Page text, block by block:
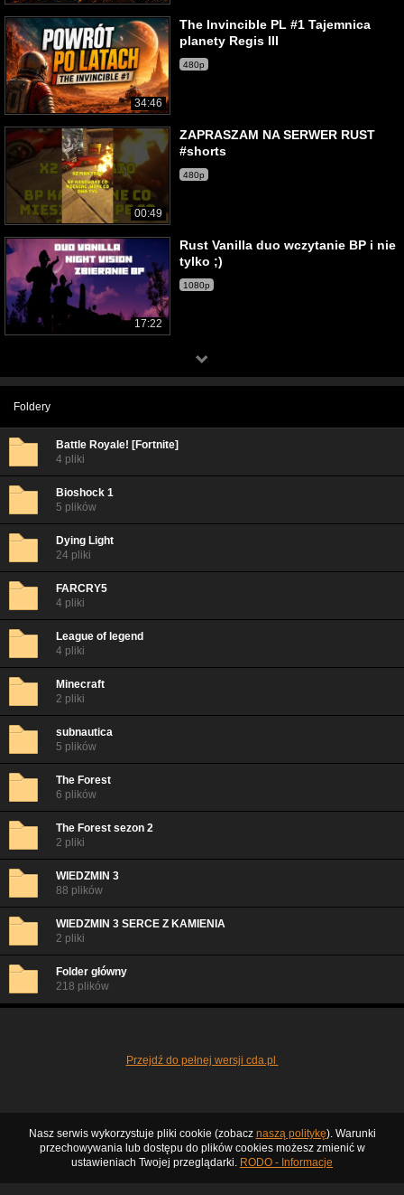
34:46
The Invincible PL #1 Tajemnica
planety Regis III
480p
00:49
ZAPRASZAM NA SERWER RUST
#shorts
480p
17:22
Rust Vanilla duo wczytanie BP i nie
tylko ;)
1080p
Foldery
Battle Royale! [Fortnite]
4 pliki
Bioshock 1
5 plików
Dying Light
24 pliki
FARCRY5
4 pliki
League of legend
4 pliki
Minecraft
2 pliki
subnautica
5 plików
The Forest
6 plików
The Forest sezon 2
2 pliki
WIEDZMIN 3
88 plików
WIEDZMIN 3 SERCE Z KAMIENIA
2 pliki
Folder główny
218 plików
Przejdź do pełnej wersji cda.pl
Nasz serwis wykorzystuje pliki cookie (zobacz naszą politykę). Warunki
przechowywania lub dostępu do plików cookies możesz zmienić w
ustawieniach Twojej przeglądarki. RODO - Informacje